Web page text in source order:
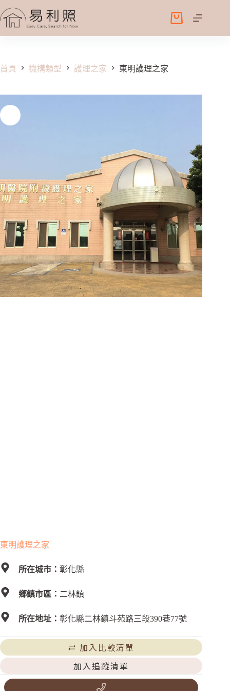
至
容
購
物
首頁 機構類型 護理之家 東明護理之家
東明護理之家
所在城市： 彰化縣
鄉鎮市區： 二林鎮
所在地址： 彰化縣二林鎮斗苑路三段390巷77號
加入比較清單
加入追蹤清單